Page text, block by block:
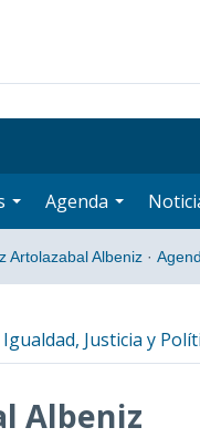
Agenda
Artolazabal Albeniz ·
Igualdad, Justicia y
Albeniz